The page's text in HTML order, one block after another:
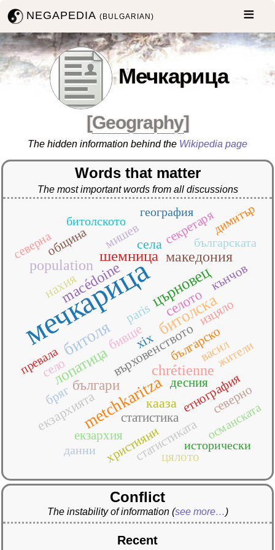
NEGAPEDIA(BULGARIAN)
Мечкарица
[Geography]
The hidden information behind the Wikipedia page
Words that matter
The most important words from all discussions
мечкарица
битоля
metchkaritza
битолска
църновец
лопатица
шемница
chrétienne
macédoine
population
македония
българи
селото
бивше
върховенството
екзархията кааза
нахия
села
paris
xix
бряг
българско
васил
десния
екзархия
етнография
изцяло
кънчов
мишев
община
северно
секретаря
село
статистика
статистиката
християницялото
битолското
българската
география
данни
димитър
жители
исторически
османската
превала
северна
Conflict
The instability of information (see more…)
Recent